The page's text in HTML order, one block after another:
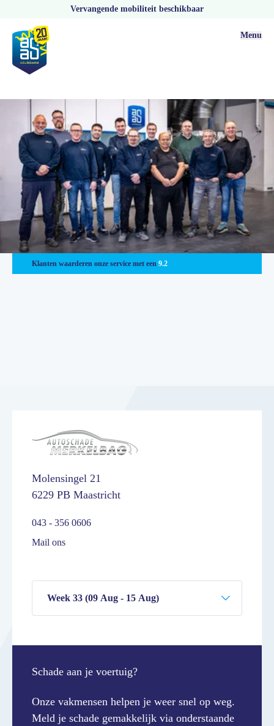
Vervangende mobiliteit beschikbaar
Menu
Klanten waarderen onze service met een 9.2
Molensingel 21
6229 PB Maastricht
043 - 356 0606
Mail ons
Schade aan je voertuig?
Onze vakmensen helpen je weer snel op weg.
Meld je schade gemakkelijk via onderstaande